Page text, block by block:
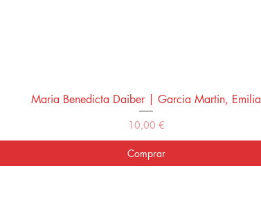
Vista rápida
Maria Benedicta Daiber | Garcia Martin, Emilia
Precio
10,00 €
Comprar